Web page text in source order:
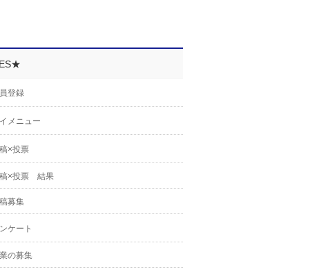
登録
メニュー
×投票
×投票 結果
募集
ケート
の募集